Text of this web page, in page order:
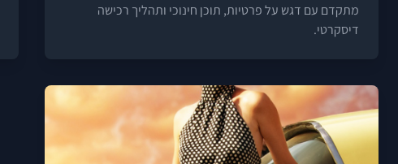
מתקדם עם דגש על פרטיות, תוכן חינוכי ותהליך רכישה
דיסקרטי.